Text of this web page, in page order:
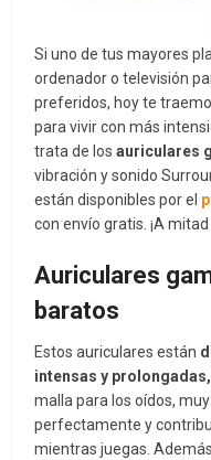
Si uno de tus mayores
ordenador o televisión
preferidos, hoy te
para vivir con más
trata de losauriculares
vibración y sonido
están disponibles por el
con envío gratis. ¡A
Auriculares
baratos
Estos auriculares están
intensas y prolongadas,
malla para los oídos,
perfectamente y
mientras juegas.